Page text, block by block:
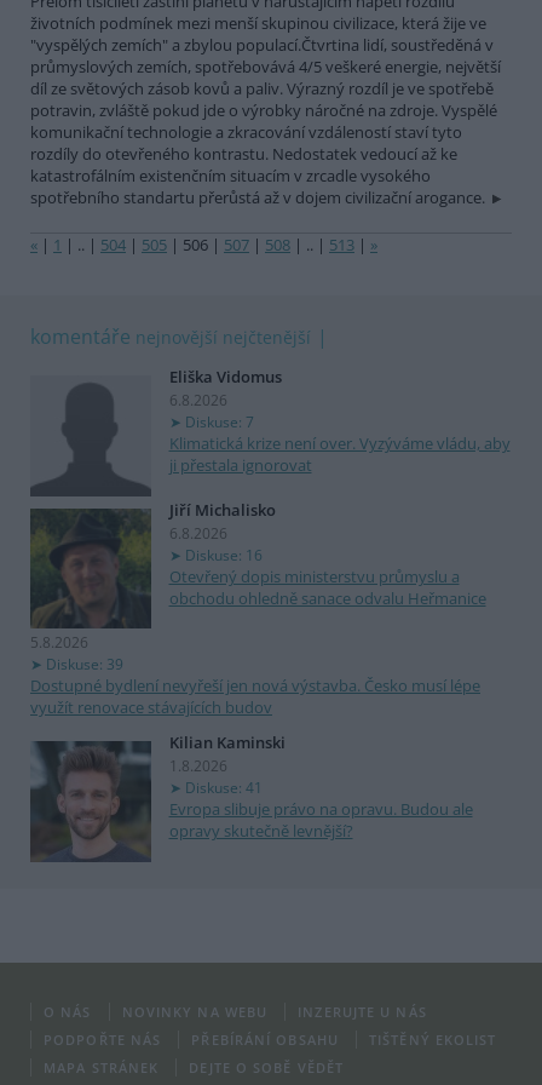
životních podmínek mezi menší skupinou civilizace, která žije ve
"vyspělých zemích" a zbylou populací.Čtvrtina lidí, soustředěná v
průmyslových zemích, spotřebovává 4/5 veškeré energie, největší
díl ze světových zásob kovů a paliv. Výrazný rozdíl je ve spotřebě
potravin, zvláště pokud jde o výrobky náročné na zdroje. Vyspělé
komunikační technologie a zkracování vzdáleností staví tyto
rozdíly do otevřeného kontrastu. Nedostatek vedoucí až ke
katastrofálním existenčním situacím v zrcadle vysokého
spotřebního standartu přerůstá až v dojem civilizační arogance.
« | 1 | .. | 504 | 505 | 506 | 507 | 508 | .. | 513 | »
komentáře nejnovější nejčtenější
Eliška Vidomus
6.8.2026
Diskuse: 7
Klimatická krize není over. Vyzýváme vládu, aby
ji přestala ignorovat
Jiří Michalisko
6.8.2026
Diskuse: 16
Otevřený dopis ministerstvu průmyslu a
obchodu ohledně sanace odvalu Heřmanice
5.8.2026
Diskuse: 39
Dostupné bydlení nevyřeší jen nová výstavba. Česko musí lépe
využít renovace stávajících budov
Kilian Kaminski
1.8.2026
Diskuse: 41
Evropa slibuje právo na opravu. Budou ale
opravy skutečně levnější?
O NÁS NOVINKY NA WEBU
INZERUJTE U NÁS
PODPOŘTE NÁS
PŘEBÍRÁNÍ OBSAHU
TIŠTĚNÝ EKOLIST
MAPA STRÁNEK
DEJTE O SOBĚ VĚDĚT